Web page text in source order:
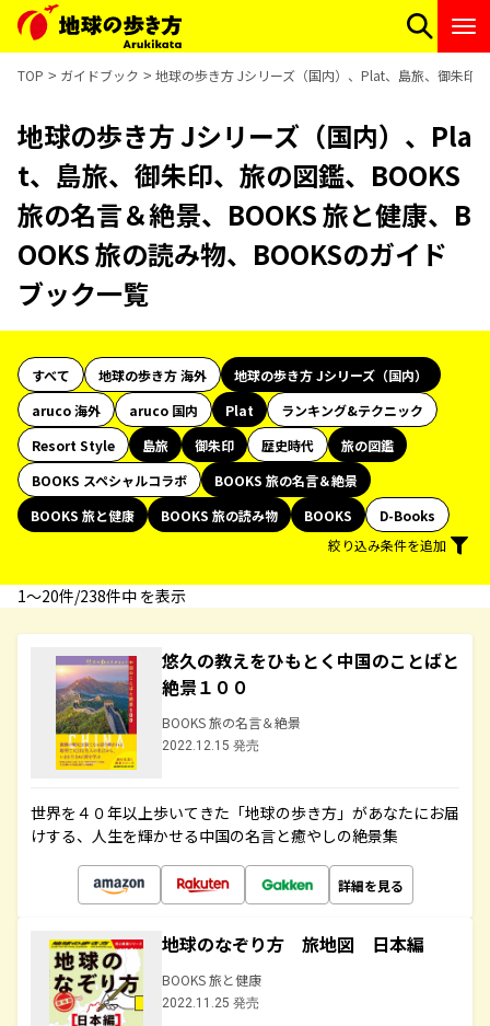
TOP ガイドブック 地球の歩き方 Jシリーズ（国内）、Plat、島旅、御朱印
地球の歩き方 Jシリーズ（国内）、Pla
t、島旅、御朱印、旅の図鑑、BOOKS
旅の名言＆絶景、BOOKS 旅と健康、B
OOKS 旅の読み物、BOOKSのガイド
ブック一覧
すべて 地球の歩き方 海外
地球の歩き方 Jシリーズ（国内）
aruco 海外
aruco 国内 Plat
ランキング&テクニック
Resort Style
島旅 御朱印 歴史時代
旅の図鑑
BOOKS スペシャルコラボ
BOOKS 旅の名言＆絶景
BOOKS 旅と健康
BOOKS 旅の読み物 BOOKS
D-Books
絞り込み条件を追加
1〜20件/238件中 を表示
悠久の教えをひもとく中国のことばと
絶景１００
BOOKS 旅の名言＆絶景
2022.12.15 発売
世界を４０年以上歩いてきた「地球の歩き方」があなたにお届
けする、人生を輝かせる中国の名言と癒やしの絶景集
詳細を見る
地球のなぞり方 旅地図 日本編
BOOKS 旅と健康
2022.11.25 発売